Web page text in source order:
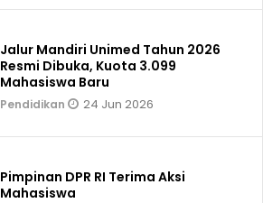
Jalur Mandiri Unimed Tahun 2026
Resmi Dibuka, Kuota 3.099
Mahasiswa Baru
Pendidikan 24 Jun 2026
Pimpinan DPR RI Terima Aksi
Mahasiswa